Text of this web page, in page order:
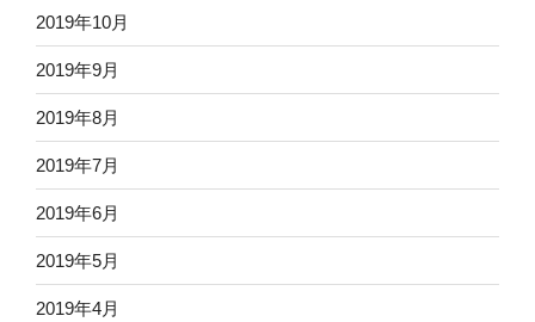
2019年10月
2019年9月
2019年8月
2019年7月
2019年6月
2019年5月
2019年4月